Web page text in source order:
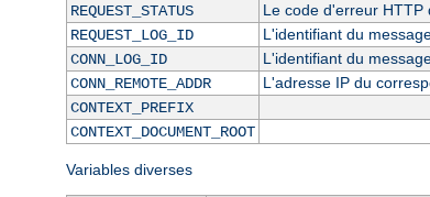
REQUEST_STATUS
Le code d'erreur
REQUEST_LOG_ID
L'identifiant du
CONN_LOG_ID
L'identifiant du
CONN_REMOTE_ADDR
L'adresse IP du
CONTEXT_PREFIX
CONTEXT_DOCUMENT_ROOT
Variables diverses